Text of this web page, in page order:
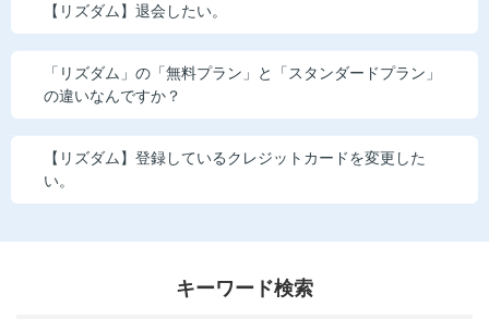
【リズダム】退会したい。
「リズダム」の「無料プラン」と「スタンダードプラン」
の違いなんですか？
【リズダム】登録しているクレジットカードを変更した
い。
キーワード検索